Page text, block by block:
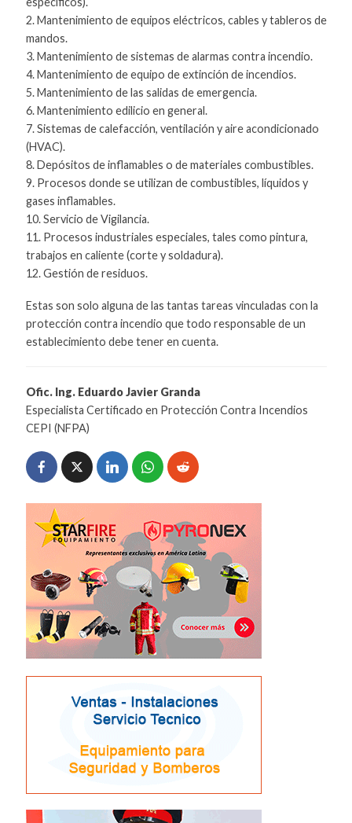
2. Mantenimiento de equipos eléctricos, cables y tableros de
mandos.
3. Mantenimiento de sistemas de alarmas contra incendio.
4. Mantenimiento de equipo de extinción de incendios.
5. Mantenimiento de las salidas de emergencia.
6. Mantenimiento edilicio en general.
7. Sistemas de calefacción, ventilación y aire acondicionado
(HVAC).
8. Depósitos de inflamables o de materiales combustibles.
9. Procesos donde se utilizan de combustibles, líquidos y
gases inflamables.
10. Servicio de Vigilancia.
11. Procesos industriales especiales, tales como pintura,
trabajos en caliente (corte y soldadura).
12. Gestión de residuos.
Estas son solo alguna de las tantas tareas vinculadas con la
protección contra incendio que todo responsable de un
establecimiento debe tener en cuenta.
Ofic. Ing. Eduardo Javier Granda
Especialista Certificado en Protección Contra Incendios
CEPI (NFPA)